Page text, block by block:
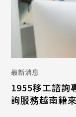
最新消息
1955移工諮詢
詢服務越南籍